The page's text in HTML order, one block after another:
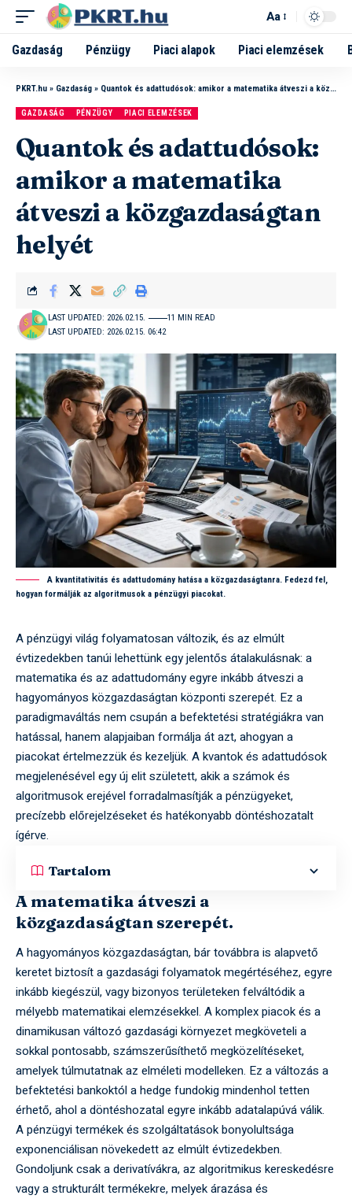
Aa
Gazdaság Pénzügy Piaci alapok Piaci elemzések
PKRT.hu » Gazdaság » Quantok és adattudósok: amikor a matematika átveszi a közgazdaságtan helyét
GAZDASÁG PÉNZÜGY PIACI ELEMZÉSEK
Quantok és adattudósok:
amikor a matematika
átveszi a közgazdaságtan
helyét
LAST UPDATED: 2026.02.15. 06:42
LAST UPDATED: 2026.02.15. 11 MIN READ
A kvantitativitás és adattudomány hatása a közgazdaságtanra. Fedezd fel,
hogyan formálják az algoritmusok a pénzügyi piacokat.
A pénzügyi világ folyamatosan változik, és az elmúlt
évtizedekben tanúi lehettünk egy jelentős átalakulásnak: a
matematika és az adattudomány egyre inkább átveszi a
hagyományos közgazdaságtan központi szerepét. Ez a
paradigmaváltás nem csupán a befektetési stratégiákra van
hatással, hanem alapjaiban formálja át azt, ahogyan a
piacokat értelmezzük és kezeljük. A kvantok és adattudósok
megjelenésével egy új elit született, akik a számok és
algoritmusok erejével forradalmasítják a pénzügyeket,
precízebb előrejelzéseket és hatékonyabb döntéshozatalt
ígérve.
Tartalom
A matematika átveszi a
közgazdaságtan szerepét.
A hagyományos közgazdaságtan, bár továbbra is alapvető
keretet biztosít a gazdasági folyamatok megértéséhez, egyre
inkább kiegészül, vagy bizonyos területeken felváltódik a
mélyebb matematikai elemzésekkel. A komplex piacok és a
dinamikusan változó gazdasági környezet megköveteli a
sokkal pontosabb, számszerűsíthető megközelítéseket,
amelyek túlmutatnak az elméleti modelleken. Ez a változás a
befektetési bankoktól a hedge fundokig mindenhol tetten
érhető, ahol a döntéshozatal egyre inkább adatalapúvá válik.
A pénzügyi termékek és szolgáltatások bonyolultsága
exponenciálisan növekedett az elmúlt évtizedekben.
Gondoljunk csak a derivatívákra, az algoritmikus kereskedésre
vagy a strukturált termékekre, melyek árazása és